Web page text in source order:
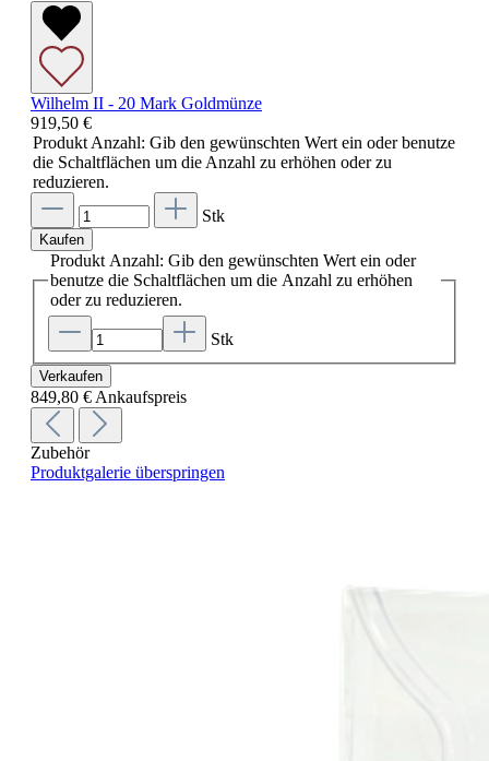
Wilhelm II - 20 Mark Goldmünze
919,50 €
Produkt Anzahl: Gib den gewünschten Wert ein oder benutze
die Schaltflächen um die Anzahl zu erhöhen oder zu
reduzieren.
Stk
Kaufen
Produkt Anzahl: Gib den gewünschten Wert ein oder
benutze die Schaltflächen um die Anzahl zu erhöhen
oder zu reduzieren.
Stk
Verkaufen
849,80 € Ankaufspreis
Zubehör
Produktgalerie überspringen